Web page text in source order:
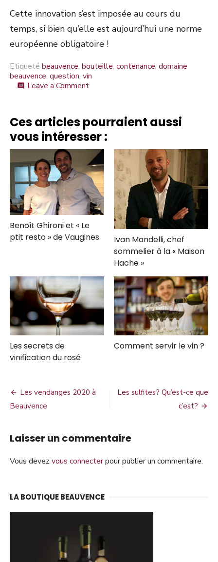
Cette innovation s’est imposée au cours du
temps, si bien qu’elle est aujourd’hui une norme
européenne obligatoire !
Etiqueté beauvence, bouteille, contenance, domaine
beauvence, question, vin
comment Leave a Commenton
de
vin
font-
elles
75
centilitres
?
Ces articles pourraient aussi
vous intéresser :
Benoît Ghironi et « Le
ptit resto » de Vaugines
Ivan Mandelli, chef
sommelier à la « Maison
Hache »
Les secrets de
vinification du rosé
Comment servir le vin ?
Navigation
de
Les vendanges 2020 à
Beauvence
Les sulfites? Qu’est-ce que
c’est?
Laisser un commentaire
Vous devez vous connecterpour publier un commentaire.
LA BOUTIQUE BEAUVENCE